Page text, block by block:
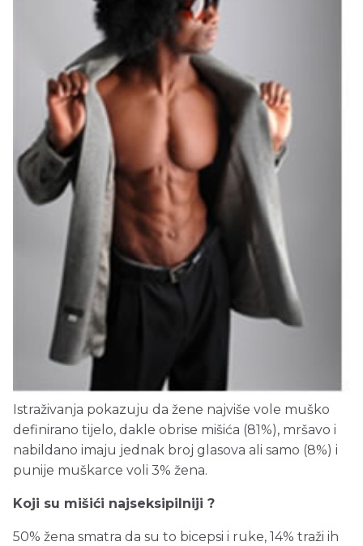
Istraživanja pokazuju da žene najviše vole muško
definirano tijelo, dakle obrise mišića (81%), mršavo i
nabildano imaju jednak broj glasova ali samo (8%) i
punije muškarce voli 3% žena.
Koji su mišići najseksipilniji ?
50% žena smatra da su to bicepsi i ruke, 14% traži ih